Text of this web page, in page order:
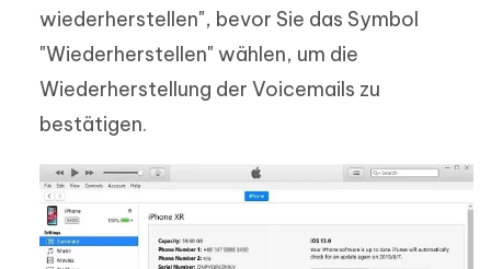
wiederherstellen", bevor Sie das Symbol
"Wiederherstellen" wählen, um die
Wiederherstellung der Voicemails zu
bestätigen.